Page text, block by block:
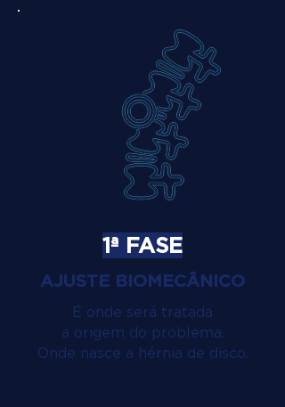
1ª FASE
AJUSTE BIOMECÂNICO
É onde será tratada
a origem do problema.
Onde nasce a hérnia de disco.